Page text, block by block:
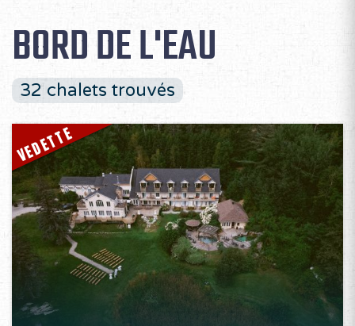
BORD DE L'EAU
32 chalets trouvés
VEDETTE